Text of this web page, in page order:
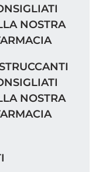
NOSTRA
NOSTRA